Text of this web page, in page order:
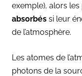
exemple), alors
absorbés si leur
de l’atmosphère.
Les atomes de
photons de la